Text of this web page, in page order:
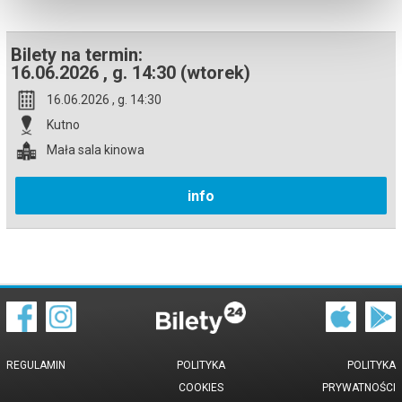
Bilety na termin:
16.06.2026 , g. 14:30 (wtorek)
16.06.2026 , g. 14:30
Kutno
Mała sala kinowa
info
REGULAMIN
POLITYKA
PRYWATNOŚCI
POLITYKA
COOKIES